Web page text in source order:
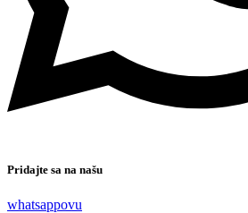
Pridajte sa na našu
whatsappovu